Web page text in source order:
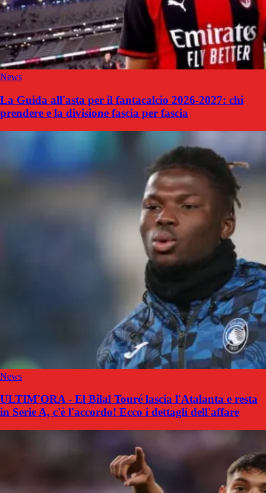
News
La Guida all'asta per il fantacalcio 2026-2027: chi
prendere e la divisione fascia per fascia
News
ULTIM'ORA - El Bilal Touré lascia l'Atalanta e resta
in Serie A, c'è l'accordo! Ecco i dettagli dell'affare